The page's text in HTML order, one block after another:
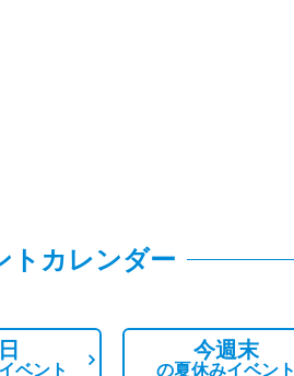
トカレンダー
ベント
今週末
の夏休みイベント